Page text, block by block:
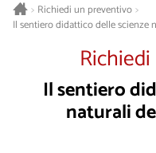
> Richiedi un preventivo>
Il sentiero didattico delle scienze
Il sentiero
naturali